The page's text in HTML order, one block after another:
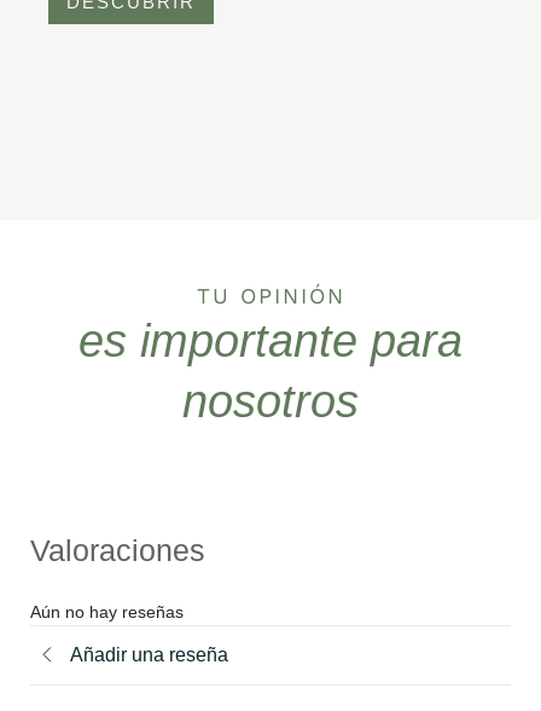
TU OPINIÓN
es importante para
nosotros
Valoraciones
Aún no hay reseñas
Añadir una reseña